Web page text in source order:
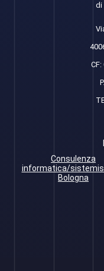
di
CF:
Consulenza
informatica/
Bologna